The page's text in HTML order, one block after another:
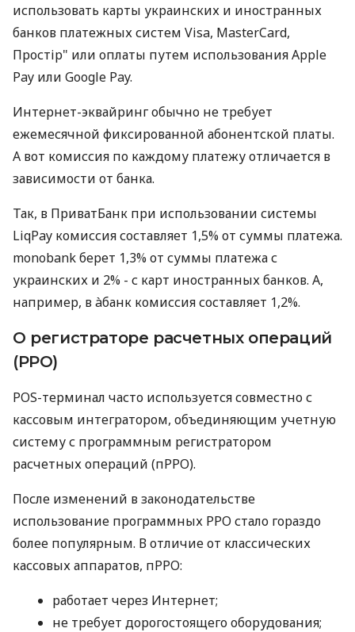
использовать карты украинских и иностранных
банков платежных систем Visa, MasterCard,
Простір" или оплаты путем использования Apple
Pay или Google Pay.
Интернет-эквайринг обычно не требует
ежемесячной фиксированной абонентской платы.
А вот комиссия по каждому платежу отличается в
зависимости от банка.
Так, в ПриватБанк при использовании системы
LiqPay комиссия составляет 1,5% от суммы платежа.
monobank берет 1,3% от суммы платежа с
украинских и 2% - с карт иностранных банков. А,
например, в àбанк комиссия составляет 1,2%.
О регистраторе расчетных операций
(РРО)
POS-терминал часто используется совместно с
кассовым интегратором, объединяющим учетную
систему с программным регистратором
расчетных операций (пРРО).
После изменений в законодательстве
использование программных РРО стало гораздо
более популярным. В отличие от классических
кассовых аппаратов, пРРО:
работает через Интернет;
не требует дорогостоящего оборудования;